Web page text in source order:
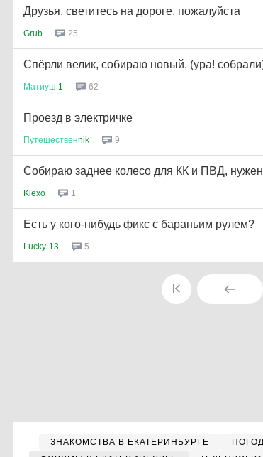
Друзья, светитесь на дороге, пожалуйста
Grub 25
Спёрли велик, собираю новый. (ура!
Матиуш 1 62
Проезд в электричке
Путешественnik 9
Собираю заднее колесо для КК и ПВД, нужен
Klexo 1
Есть у кого-нибудь фикс с бараньим рулем?
Lucky-13 5
ЗНАКОМСТВА В ЕКАТЕРИНБУРГЕ